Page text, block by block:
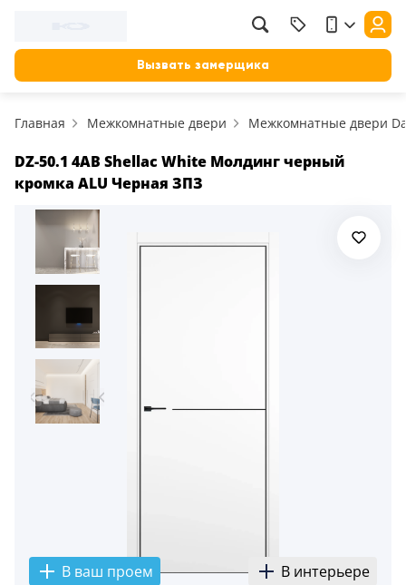
Вызвать замерщика
Главная Межкомнатные двери Межкомнатные двери
DZ-50.1 4AB Shellac White Молдинг черный
кромка ALU Черная ЗПЗ
В ваш проем В интерьере